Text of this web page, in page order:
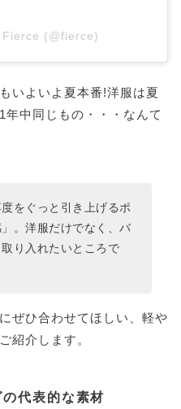
(@fierce)
いよいよ夏本番!洋服は夏
中同じもの・・・なんて
をぐっと引き上げるポ
。洋服だけでなく、バ
り入れたいところで
ぜひ合わせてほしい、軽や
紹介します。
代表的な素材